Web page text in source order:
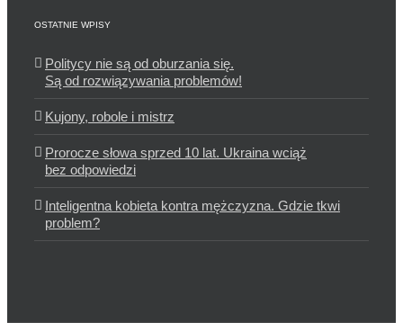
OSTATNIE WPISY
Politycy nie są od oburzania się.
Są od rozwiązywania problemów!
Kujony, robole i mistrz
Prorocze słowa sprzed 10 lat. Ukraina wciąż
bez odpowiedzi
Inteligentna kobieta kontra mężczyzna. Gdzie tkwi
problem?